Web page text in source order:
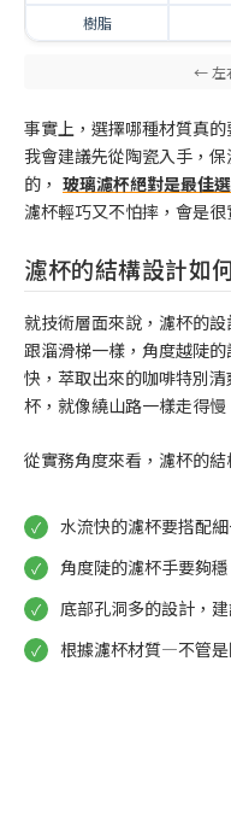
樹脂
事實上，選擇哪種材質真
我會建議先從陶瓷入手，
的， 玻璃濾杯絕對是最佳
濾杯輕巧又不怕摔，會是很
濾杯的結構設計如
就技術層面來說，濾杯的
跟溜滑梯一樣，角度越陡
快，萃取出來的咖啡特別
杯，就像繞山路一樣走得慢
從實務角度來看，濾杯的
水流快的濾杯要搭配
角度陡的濾杯手要夠
底部孔洞多的設計，
根據濾杯材質—不管